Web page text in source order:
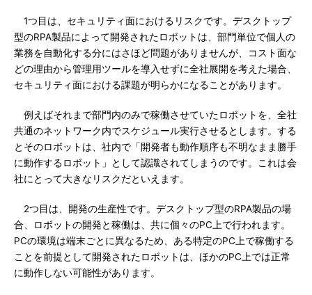
1つ目は、セキュリティ面におけるリスクです。デスクトップ
型のRPA製品によって開発されたロボットは、部門単位で個人の
業務を自動化する分にはさほど問題がありませんが、コスト面な
どの理由から管理用ツールを導入せずに全社展開を考えた場合、
セキュリティ面における課題が明らかになることがあります。
例えばそれまで部門内のみで稼働させていたロボットを、全社
共通のネットワーク内でスケジュール実行させるとします。する
とそのロボットは、社内で「開発者も動作順序も不明なまま勝手
に動作するロボット」として認識されてしまうのです。これは会
社にとって大きなリスクだといえます。
2つ目は、開発の生産性です。デスクトップ型のRPA製品の場
合、ロボットの開発と稼働は、共に個々のPC上で行われます。
PCの環境は端末ごとに異なるため、ある特定のPC上で稼働する
ことを前提として開発されたロボットは、ほかのPC上では正常
に動作しない可能性があります。